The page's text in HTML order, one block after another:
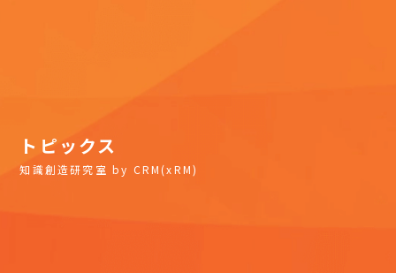
トピックス
知識創造研究室 by CRM(xRM)